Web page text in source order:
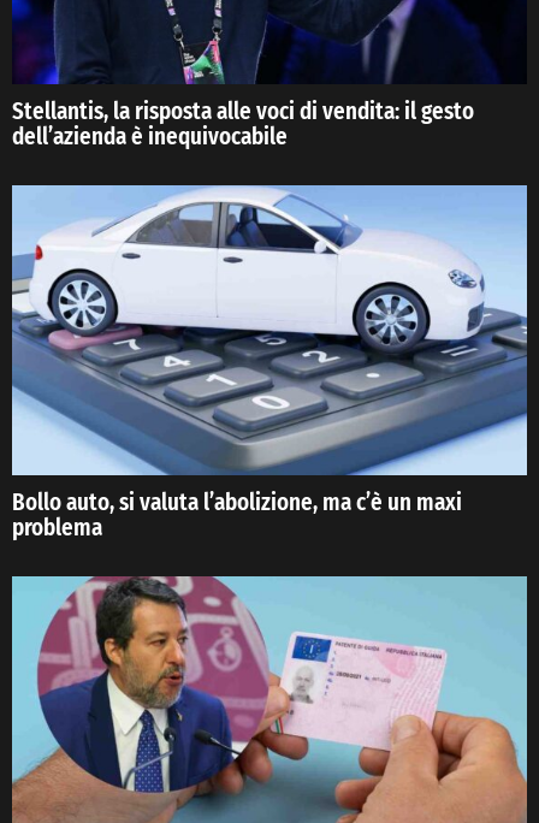
Stellantis, la risposta alle voci di vendita: il gesto
dell’azienda è inequivocabile
Bollo auto, si valuta l’abolizione, ma c’è un maxi
problema